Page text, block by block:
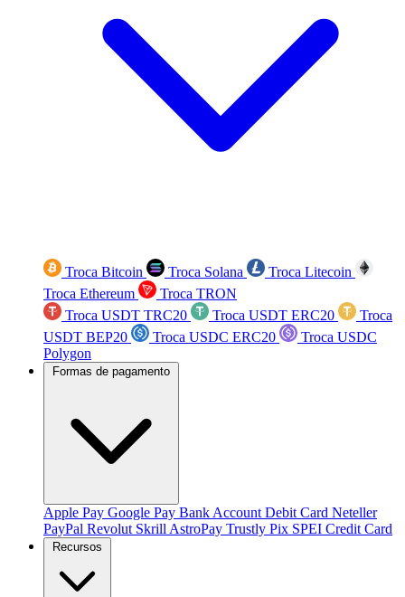
Troca Bitcoin Troca Solana
Troca Litecoin
Troca Ethereum
Troca TRON
Troca USDT TRC20
Troca USDT ERC20
Troca
USDT BEP20
Troca USDC ERC20
Troca USDC
Polygon
Formas de pagamento
Apple Pay Google Pay Bank Account Debit Card Neteller
PayPal Revolut Skrill AstroPay Trustly Pix SPEI Credit Card
Recursos